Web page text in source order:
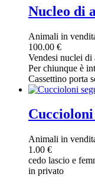
Nucleo di
Animali in
100.00 €
Vendesi nuclei di
Per chiunque è
Cassettino porta
Animali in
1.00 €
cedo lascio e
in privato